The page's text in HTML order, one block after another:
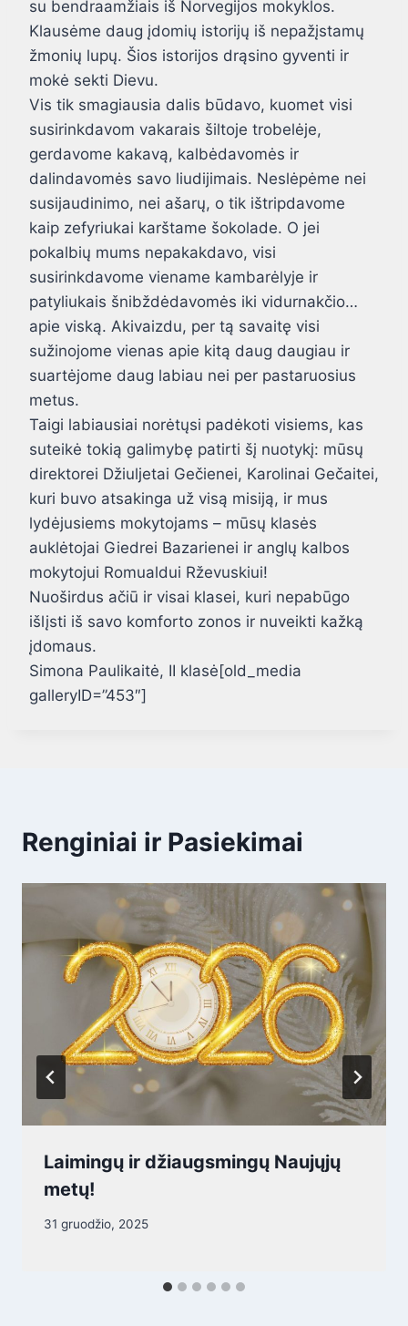
su bendraamžiais iš Norvegijos mokyklos.
Klausėme daug įdomių istorijų iš nepažįstamų
žmonių lupų. Šios istorijos drąsino gyventi ir
mokė sekti Dievu.
Vis tik smagiausia dalis būdavo, kuomet visi
susirinkdavom vakarais šiltoje trobelėje,
gerdavome kakavą, kalbėdavomės ir
dalindavomės savo liudijimais. Neslėpėme nei
susijaudinimo, nei ašarų, o tik ištripdavome
kaip zefyriukai karštame šokolade. O jei
pokalbių mums nepakakdavo, visi
susirinkdavome viename kambarėlyje ir
patyliukais šnibždėdavomės iki vidurnakčio…
apie viską. Akivaizdu, per tą savaitę visi
sužinojome vienas apie kitą daug daugiau ir
suartėjome daug labiau nei per pastaruosius
metus.
Taigi labiausiai norėtųsi padėkoti visiems, kas
suteikė tokią galimybę patirti šį nuotykį: mūsų
direktorei Džiuljetai Gečienei, Karolinai Gečaitei,
kuri buvo atsakinga už visą misiją, ir mus
lydėjusiems mokytojams – mūsų klasės
auklėtojai Giedrei Bazarienei ir anglų kalbos
mokytojui Romualdui Rževuskiui!
Nuoširdus ačiū ir visai klasei, kuri nepabūgo
išlįsti iš savo komforto zonos ir nuveikti kažką
įdomaus.
Simona Paulikaitė, II klasė[old_media
galleryID=”453″]
Renginiai ir Pasiekimai
Laimingų ir džiaugsmingų Naujųjų
metų!
31 gruodžio, 2025